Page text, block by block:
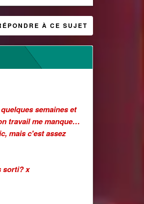
À CE SUJET
semaines et
travail me manque…
mais c'est assez
sorti? x